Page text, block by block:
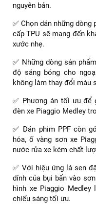
nguyên bản.
✅ Chọn dán những
cấp TPU sẽ mang đến
xước nhẹ.
✅ Những dòng sản
độ sáng bóng cho
không làm thay đổi màu
✅ Phương án tối ưu để
đèn xe Piaggio Medley
✅ Dán phim PPF còn
hóa, ố vàng sơn xe
nước rửa xe kém chất
✅ Với hiệu ứng lá sen
dính của bụi bẩn vào
hình xe Piaggio
chiếu sáng tối ưu.